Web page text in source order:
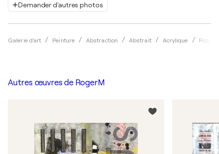
Demander d'autres photos
Galerie d'art Peinture Abstraction Abstrait Acrylique
Autres œuvres de RogerM